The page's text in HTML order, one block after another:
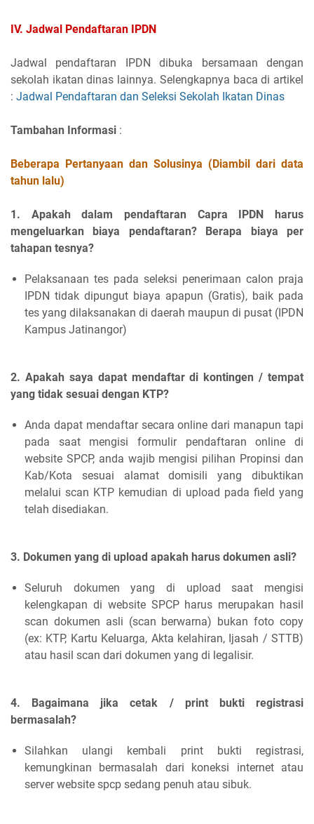
IV. Jadwal Pendaftaran IPDN
Jadwal pendaftaran IPDN dibuka bersamaan dengan
sekolah ikatan dinas lainnya. Selengkapnya baca di artikel
: Jadwal Pendaftaran dan Seleksi Sekolah Ikatan Dinas
Tambahan Informasi :
Beberapa Pertanyaan dan Solusinya (Diambil dari data
tahun lalu)
1. Apakah dalam pendaftaran Capra IPDN harus
mengeluarkan biaya pendaftaran? Berapa biaya per
tahapan tesnya?
Pelaksanaan tes pada seleksi penerimaan calon praja
IPDN tidak dipungut biaya apapun (Gratis), baik pada
tes yang dilaksanakan di daerah maupun di pusat (IPDN
Kampus Jatinangor)
2. Apakah saya dapat mendaftar di kontingen / tempat
yang tidak sesuai dengan KTP?
Anda dapat mendaftar secara online dari manapun tapi
pada saat mengisi formulir pendaftaran online di
website SPCP, anda wajib mengisi pilihan Propinsi dan
Kab/Kota sesuai alamat domisili yang dibuktikan
melalui scan KTP kemudian di upload pada field yang
telah disediakan.
3. Dokumen yang di upload apakah harus dokumen asli?
Seluruh dokumen yang di upload saat mengisi
kelengkapan di website SPCP harus merupakan hasil
scan dokumen asli (scan berwarna) bukan foto copy
(ex: KTP, Kartu Keluarga, Akta kelahiran, Ijasah / STTB)
atau hasil scan dari dokumen yang di legalisir.
4. Bagaimana jika cetak / print bukti registrasi
bermasalah?
Silahkan ulangi kembali print bukti registrasi,
kemungkinan bermasalah dari koneksi internet atau
server website spcp sedang penuh atau sibuk.